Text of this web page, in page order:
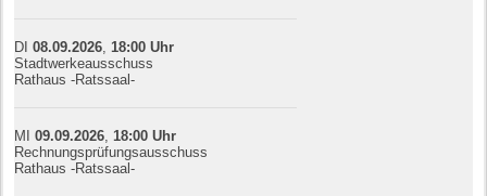
DI08.09.2026 18:00 Uhr
Stadtwerkeausschuss
Rathaus -Ratssaal-
MI09.09.2026 18:00 Uhr
Rechnungsprüfungsausschuss
Rathaus -Ratssaal-